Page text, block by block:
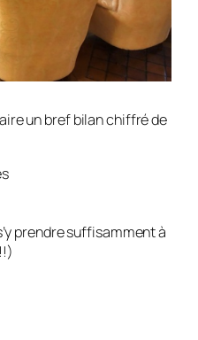
un bref bilan chiffré de
prendre suffisamment à